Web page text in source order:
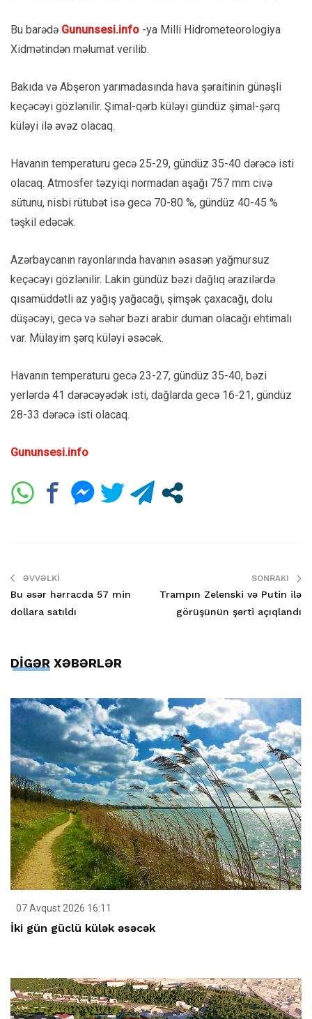
Bu barədə Gununsesi.info -ya Milli Hidrometeorologiya
Xidmətindən məlumat verilib.
Bakıda və Abşeron yarımadasında hava şəraitinin günəşli
keçəcəyi gözlənilir. Şimal-qərb küləyi gündüz şimal-şərq
küləyi ilə əvəz olacaq.
Havanın temperaturu gecə 25-29, gündüz 35-40 dərəcə isti
olacaq. Atmosfer təzyiqi normadan aşağı 757 mm civə
sütunu, nisbi rütubət isə gecə 70-80 %, gündüz 40-45 %
təşkil edəcək.
Azərbaycanın rayonlarında havanın əsasən yağmursuz
keçəcəyi gözlənilir. Lakin gündüz bəzi dağlıq ərazilərdə
qısamüddətli az yağış yağacağı, şimşək çaxacağı, dolu
düşəcəyi, gecə və səhər bəzi arabir duman olacağı ehtimalı
var. Mülayim şərq küləyi əsəcək.
Havanın temperaturu gecə 23-27, gündüz 35-40, bəzi
yerlərdə 41 dərəcəyədək isti, dağlarda gecə 16-21, gündüz
28-33 dərəcə isti olacaq.
Gununsesi.info
ƏVVƏLKI
Bu əsər hərracda 57 min
dollara satıldı
SONRAKI
Trampın Zelenski və Putin ilə
görüşünün şərti açıqlandı
DİGƏR XƏBƏRLƏR
07 Avqust 2026 16:11
İki gün güclü külək əsəcək